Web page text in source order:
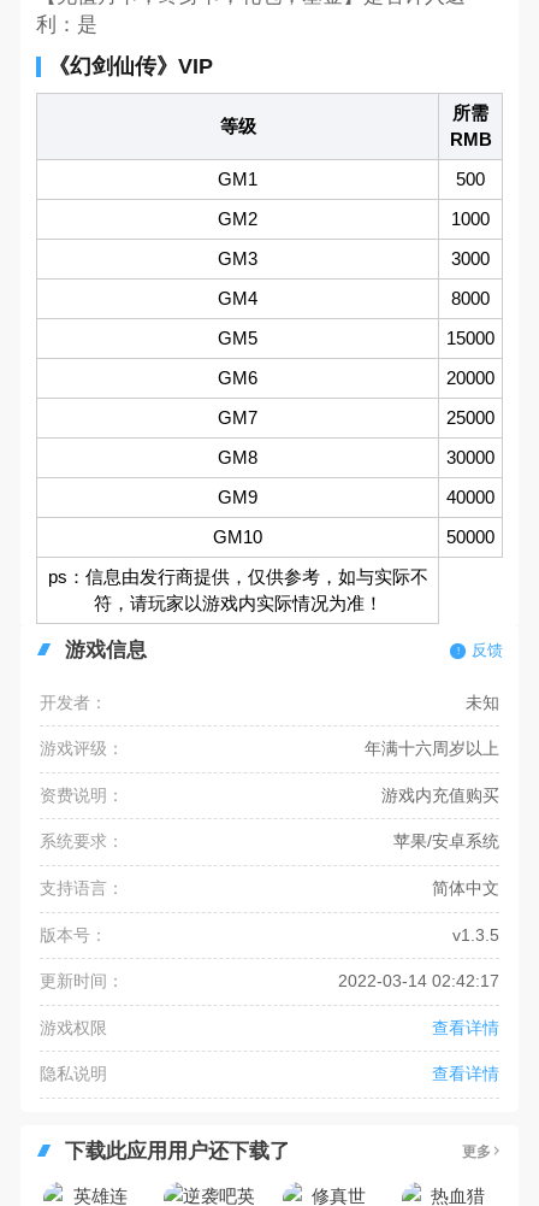
利：是
《幻剑仙传》VIP
等级
所需
RMB
GM1
500
GM2
1000
GM3
3000
GM4
8000
GM5
15000
GM6
20000
GM7
25000
GM8
30000
GM9
40000
GM10
50000
ps：信息由发行商提供，仅供参考，如与实际不
符，请玩家以游戏内实际情况为准！
游戏信息 反馈
开发者： 未知
游戏评级： 年满十六周岁以上
资费说明： 游戏内充值购买
系统要求： 苹果/安卓系统
支持语言： 简体中文
版本号： v1.3.5
更新时间： 2022-03-14 02:42:17
游戏权限 查看详情
隐私说明 查看详情
下载此应用用户还下载了 更多